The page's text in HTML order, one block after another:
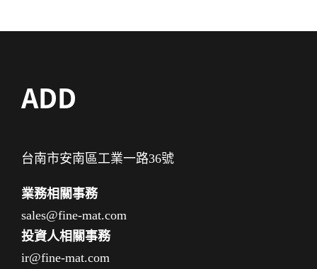
ADD
台南市安南區工業一路36號
業務相關事務
sales@fine-mat.com
投資人相關事務
ir@fine-mat.com